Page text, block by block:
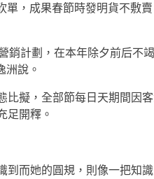
單，成果春節時發明貨不敷
計劃，在本年除夕前后不
洲說。
擬，全部節每日天期間因
足開釋。
而她的圓規，則像一把知